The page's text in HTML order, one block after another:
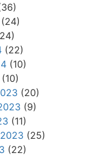
(24)
(22)
(10)
(10)
(20)
(9)
(11)
(25)
(22)